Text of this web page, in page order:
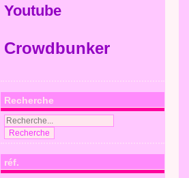
Youtube
Crowdbunker
Recherche
réf.